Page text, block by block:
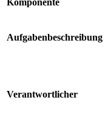
Aufgabenbeschreibung
Verantwortlicher